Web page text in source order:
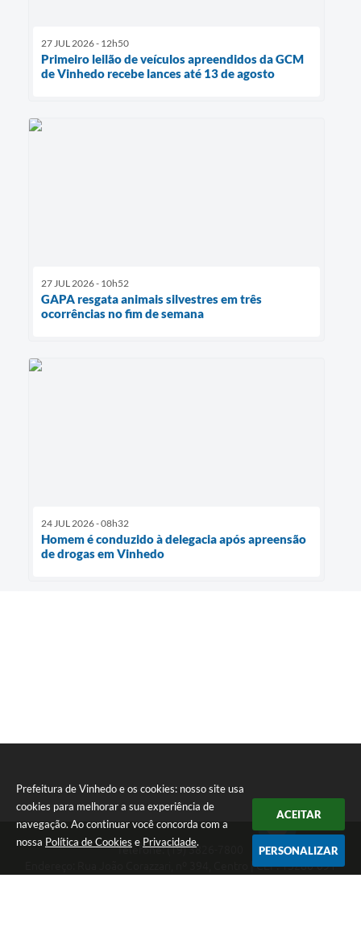
Prefeitura de Vinhedo e os cookies: nosso site usa
cookies para melhorar a sua experiência de
navegação. Ao continuar você concorda com a
nossa Política de Cookies e Privacidade.
ACEITAR
PERSONALIZAR
27 JUL 2026 - 12h50
Primeiro leilão de veículos apreendidos da GCM
de Vinhedo recebe lances até 13 de agosto
27 JUL 2026 - 10h52
GAPA resgata animais silvestres em três
ocorrências no fim de semana
24 JUL 2026 - 08h32
Homem é conduzido à delegacia após apreensão
de drogas em Vinhedo
Telefone: (19) 3826-7800
Endereço: Rua João Corazzari, nº 394, Centro | CEP: 13280-091